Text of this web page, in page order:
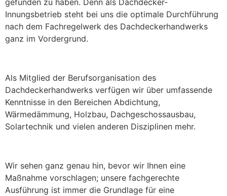
Innungsbetrieb steht bei uns die optimale Durchführung
nach dem Fachregelwerk des Dachdeckerhandwerks
ganz im Vordergrund.
Als Mitglied der Berufsorganisation des
Dachdeckerhandwerks verfügen wir über umfassende
Kenntnisse in den Bereichen Abdichtung,
Wärmedämmung, Holzbau, Dachgeschossausbau,
Solartechnik und vielen anderen Disziplinen mehr.
Wir sehen ganz genau hin, bevor wir Ihnen eine
Maßnahme vorschlagen; unsere fachgerechte
Ausführung ist immer die Grundlage für eine